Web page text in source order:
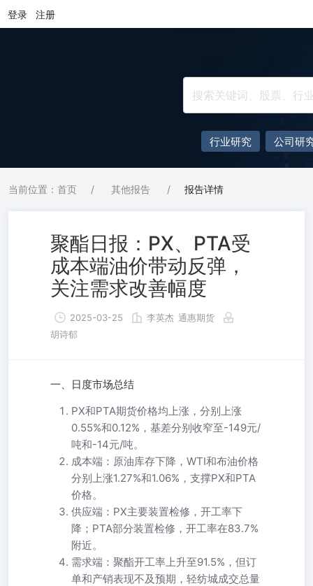
登录 注册
行业研究 公司研
当前位置：首页 / 其他报告 / 报告详情
聚酯日报：PX、PTA受
成本端油价带动反弹，
关注需求改善幅度
2025-03-25 李英杰 通惠期货
胡诗郁
一、日度市场总结
PX和PTA期货价格均上涨，分别上涨
0.55%和0.12%，基差分别收窄至-149元/
吨和-14元/吨。
成本端：原油库存下降，WTI和布油价格
分别上涨1.27%和1.06%，支撑PX和PTA
价格。
供应端：PX主要装置检修，开工率下
降；PTA部分装置检修，开工率在83.7%
附近。
需求端：聚酯开工率上升至91.5%，但订
单和产销表现不及预期，轻纺城成交总量